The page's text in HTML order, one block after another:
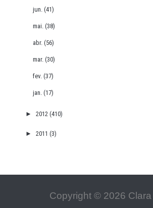
jun.(41)
mai.(38)
abr.(56)
mar.(30)
fev.(37)
jan.(17)
► 2012 (410)
► 2011 (3)
Copyright © 2026